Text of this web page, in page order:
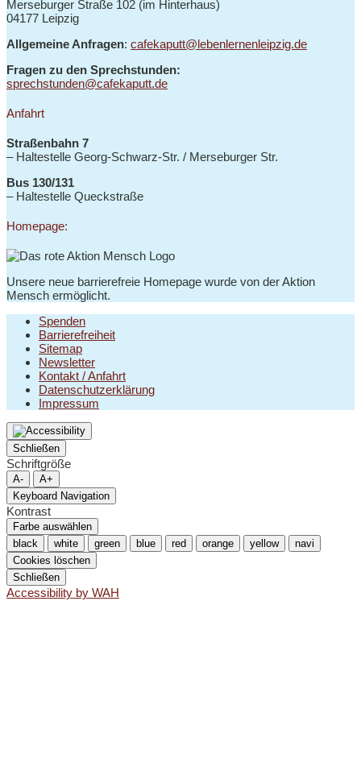
Merseburger Straße 102 (im Hinterhaus)
04177 Leipzig
Allgemeine Anfragen: cafekaputt@lebenlernenleipzig.de
Fragen zu den Sprechstunden:
sprechstunden@cafekaputt.de
Anfahrt
Straßenbahn 7
– Haltestelle Georg-Schwarz-Str. / Merseburger Str.
Bus 130/131
– Haltestelle Queckstraße
Homepage:
Unsere neue barrierefreie Homepage wurde von der Aktion
Mensch ermöglicht.
Spenden
Barrierefreiheit
Sitemap
Newsletter
Kontakt / Anfahrt
Datenschutzerklärung
Impressum
Schließen
Schriftgröße
A-
A+
Keyboard Navigation
Kontrast
Farbe auswählen
black
white green blue red orange yellow
navi
Cookies löschen
Schließen
Accessibility by WAH